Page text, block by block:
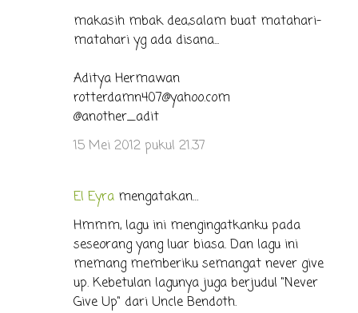
makasih mbak dea,salam buat matahari-
matahari yg ada disana...
Aditya Hermawan
rotterdamn407@yahoo.com
@another_adit
15 Mei 2012 pukul 21.37
El Eyra mengatakan…
Hmmm, lagu ini mengingatkanku pada
seseorang yang luar biasa. Dan lagu ini
memang memberiku semangat never give
up. Kebetulan lagunya juga berjudul "Never
Give Up" dari Uncle Bendoth.